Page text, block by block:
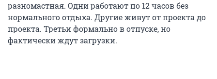
разномастная. Одни работают по 12 часов без
нормального отдыха. Другие живут от проекта до
проекта. Третьи формально в отпуске, но
фактически ждут загрузки.